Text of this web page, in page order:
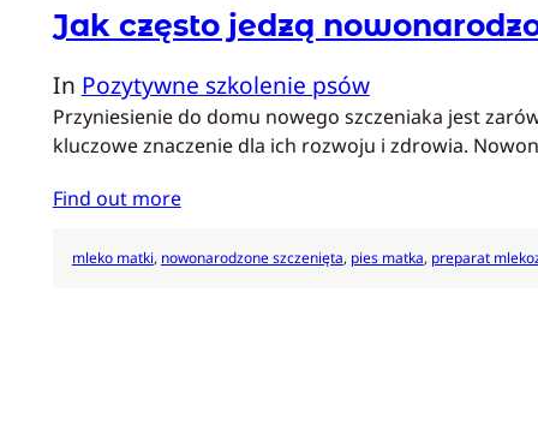
Jak często jedzą
In Pozytywne szkolenie psów
Przyniesienie do domu nowego szczeniaka jest
kluczowe znaczenie dla ich rozwoju i zdrowia.
Find out more
mleko matki, nowonarodzone szczenięta, pies matka, preparat